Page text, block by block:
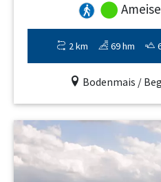
2 km 69 hm
Bodenmais /